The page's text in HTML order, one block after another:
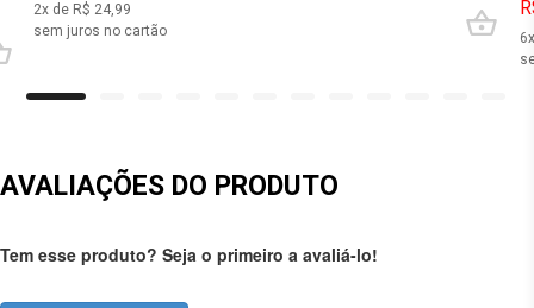
2x de R$ 24,99
sem juros no cartão
6
AVALIAÇÕES DO PRODUTO
Tem esse produto? Seja o primeiro a avaliá-lo!